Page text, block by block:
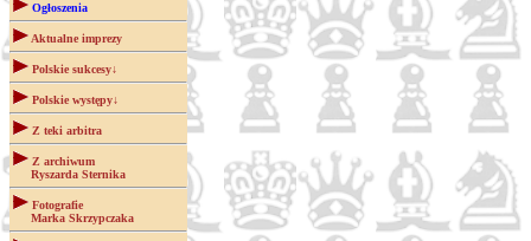
Ogłoszenia
Aktualne imprezy
Polskie sukcesy↓
Polskie występy↓
Z teki arbitra
Z archiwum
Ryszarda Sternika
Fotografie
Marka Skrzypczaka